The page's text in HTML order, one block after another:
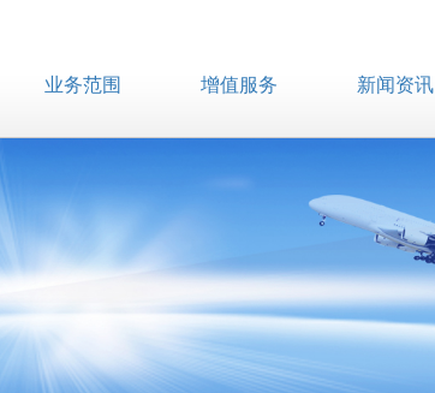
业务范围 增值服务 新闻资讯